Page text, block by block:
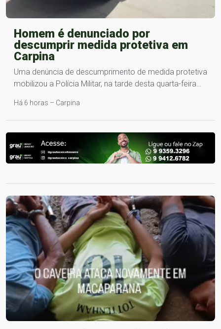
Homem é denunciado por
descumprir medida protetiva em
Carpina
Uma denúncia de descumprimento de medida protetiva
mobilizou a Polícia Militar, na tarde desta quarta-feira…
Há 6 horas – Carpina